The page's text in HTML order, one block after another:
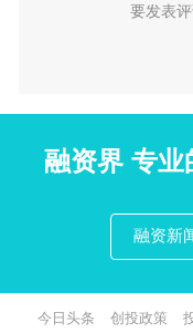
要发表
融资界 专业
融资新
今日头条 创投政策